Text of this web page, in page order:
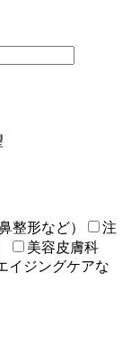
整形など）
注
美容皮膚科
イジングケアな